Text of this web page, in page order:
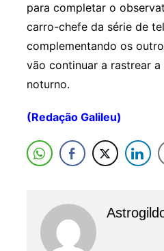
para completar o
carro-chefe da série de
complementando os
vão continuar a rastrear
noturno.
(Redação Galileu)